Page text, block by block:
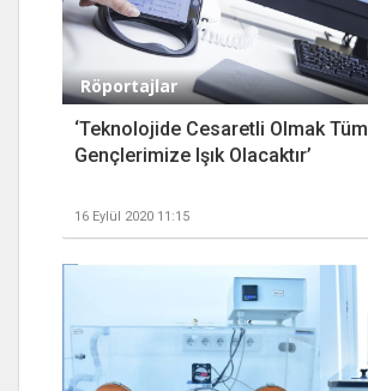
Röportajlar
‘Teknolojide Cesaretli Olmak Tüm
Gençlerimize Işık Olacaktır’
16 Eylül 2020 11:15